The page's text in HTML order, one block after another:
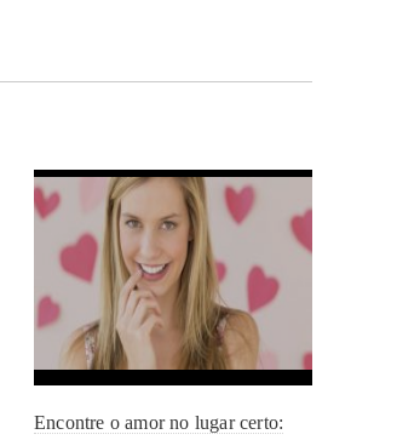
Encontre o amor no lugar certo: